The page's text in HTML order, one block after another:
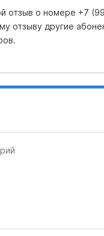
отзыв о номере +7
отзыву другие